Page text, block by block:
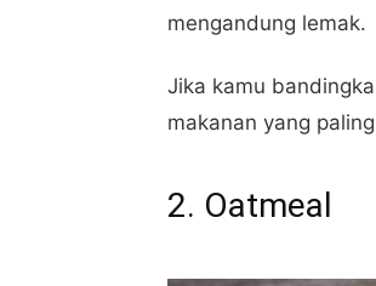
mengandung lemak.
Jika kamu
makanan yang
2. Oatmeal